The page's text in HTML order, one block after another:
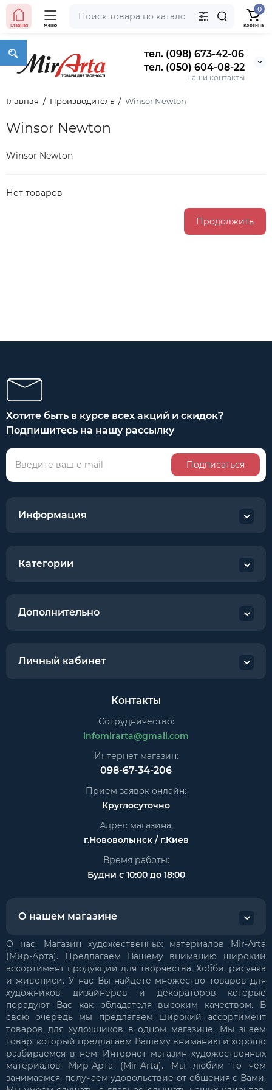
тел. (098) 673-42-06
тел. (050) 604-08-22
наши контакты
Главная Меню
0
Корзина
Главная Производитель Winsor Newton
Winsor Newton
Winsor Newton
Нет товаров
Продолжить
Хотите быть в курсе всех акций и скидок?
Подпишитесь на нашу рассылку
Подписаться
Информация
Категории
Дополнительно
Личный кабинет
Контакты
Сотрудничество:
infomirarta@gmail.com
Интернет магазин:
098-67-34-206
Прием заявок онлайн:
Круглосуточно
Адрес магазина:
г.Нововолынск / г.Киев
Время работы:
Будни с 10:00 до 18:00
О нашем магазине
О нас. Магазин художественных материалов MIr-Arta
(Мир-Арта). Предлагаем Вашему вниманию широкий
ассортимент продукции для творчества, Хобби, рисунка
и живописи. У нас Вы найдете множество товаров для
художников дизайнеров и декораторов которые
порадуют Вас как обладателя высоким качеством. В
свою очередь мы предлагаем широкий ассортимент
товаров для художников в одном магазине. Мы знаем
товар, который предлагаем Вашему вниманию и хорошо
разбираемся в нем. Интернет магазин художественных
материалов Мир-Арта (Mir-Arta). Мы любим то чем
занимаемся, получаем удовольствие от общения с Вами,